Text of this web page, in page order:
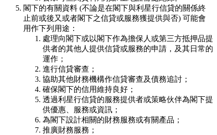
閣下的有關資料 (不論是在閣下與利星行信貸的關係終
止前或後又或者閣下之信貸或服務獲提供與否) 可能會
用作下列用途：
處理向閣下或以閣下作為擔保人或第三方抵押品提
供者的其他人提供信貸或服務的申請，及其日常的
運作；
進行信貸審查；
協助其他財務機構作信貸審查及債務追討；
確保閣下的信用維持良好；
透過利星行信貸的服務提供者或策略伙伴為閣下提
供優惠、服務或資訊；
為閣下設計相關的財務服務或有關產品；
推廣財務服務；